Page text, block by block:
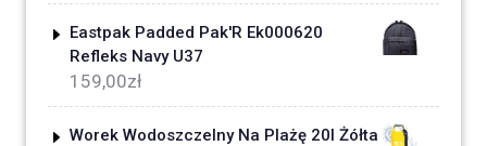
Eastpak Padded Pak'R Ek000620
Refleks Navy U37
159,00zł
Worek Wodoszczelny Na Plażę 20l Żółta